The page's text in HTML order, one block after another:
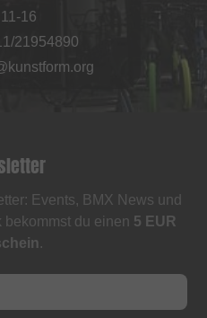
16
21954890
Events, BMX News und
du einen 5 EUR
.